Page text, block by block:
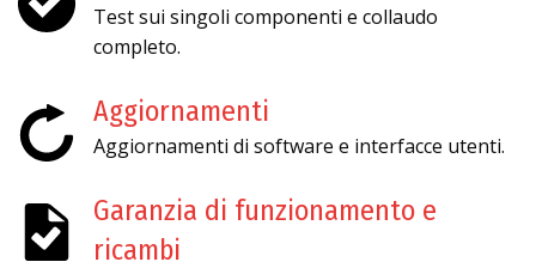
Test sui singoli componenti e collaudo
completo.
Aggiornamenti
Aggiornamenti di software e interfacce utenti.
Garanzia di funzionamento e
ricambi